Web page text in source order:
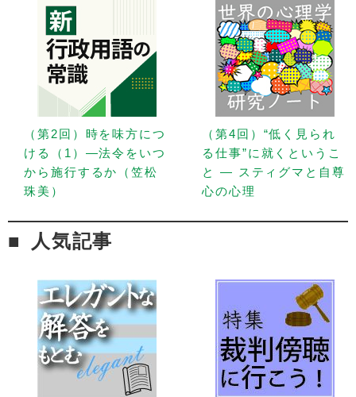
（第2回）時を味方につ
ける（1）—法令をいつ
から施行するか（笠松
珠美）
（第4回）“低く見られ
る仕事”に就くというこ
と — スティグマと自尊
心の心理
人気記事